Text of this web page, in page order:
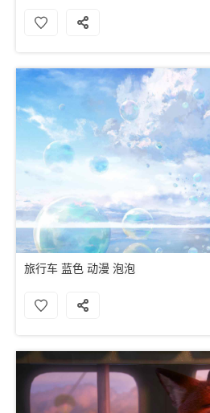
旅行车 蓝色 动漫 泡泡